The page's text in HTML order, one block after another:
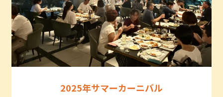
2025年サマーカーニバル